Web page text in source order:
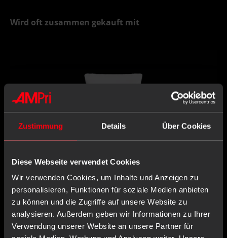
Zustimmung Details Über Cookies
Diese Webseite verwendet Cookies
Wir verwenden Cookies, um Inhalte und Anzeigen zu
personalisieren, Funktionen für soziale Medien anbieten
zu können und die Zugriffe auf unsere Website zu
analysieren. Außerdem geben wir Informationen zu Ihrer
Verwendung unserer Website an unsere Partner für
Wird oft zusammen gekauft mit